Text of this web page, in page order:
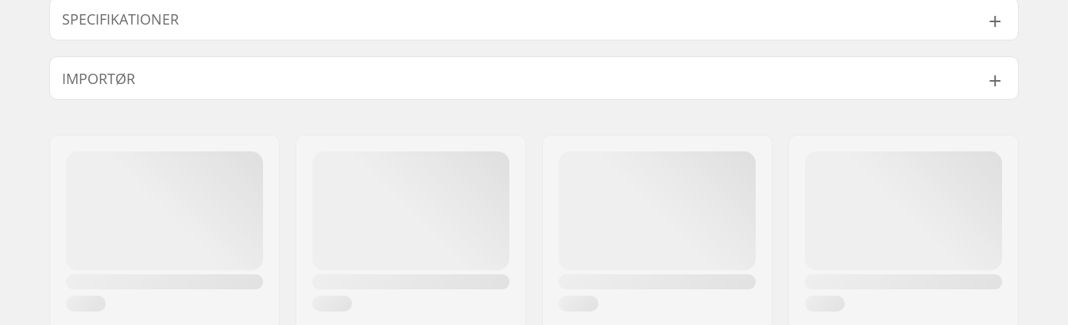
SPECIFIKATIONER
BMX disciplin:
Freestyle BMX
Dækmønster:
Dæk materiale:
Gummimateriale
Sammenfoldelig:
Ikke foldbar
Vægt:
589g
IMPORTØR